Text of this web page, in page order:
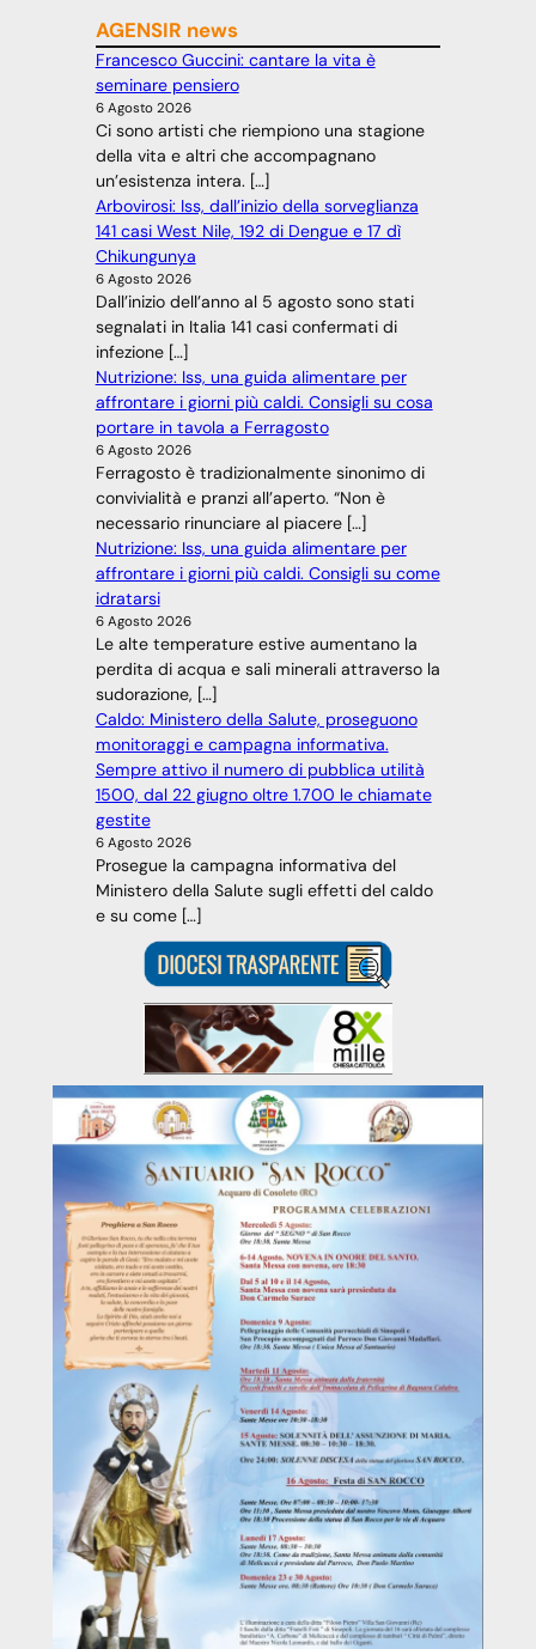
AGENSIR news
Francesco Guccini: cantare la vita è
seminare pensiero
6 Agosto 2026
Ci sono artisti che riempiono una stagione
della vita e altri che accompagnano
un’esistenza intera. […]
Arbovirosi: Iss, dall’inizio della sorveglianza
141 casi West Nile, 192 di Dengue e 17 dì
Chikungunya
6 Agosto 2026
Dall’inizio dell’anno al 5 agosto sono stati
segnalati in Italia 141 casi confermati di
infezione […]
Nutrizione: Iss, una guida alimentare per
affrontare i giorni più caldi. Consigli su cosa
portare in tavola a Ferragosto
6 Agosto 2026
Ferragosto è tradizionalmente sinonimo di
convivialità e pranzi all’aperto. “Non è
necessario rinunciare al piacere […]
Nutrizione: Iss, una guida alimentare per
affrontare i giorni più caldi. Consigli su come
idratarsi
6 Agosto 2026
Le alte temperature estive aumentano la
perdita di acqua e sali minerali attraverso la
sudorazione, […]
Caldo: Ministero della Salute, proseguono
monitoraggi e campagna informativa.
Sempre attivo il numero di pubblica utilità
1500, dal 22 giugno oltre 1.700 le chiamate
gestite
6 Agosto 2026
Prosegue la campagna informativa del
Ministero della Salute sugli effetti del caldo
e su come […]